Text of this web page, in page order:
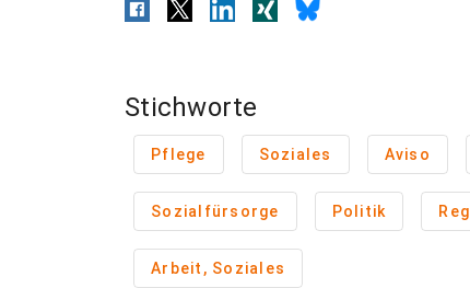
Stichworte
Pflege Soziales Aviso
Sozialfürsorge Politik
Arbeit, Soziales